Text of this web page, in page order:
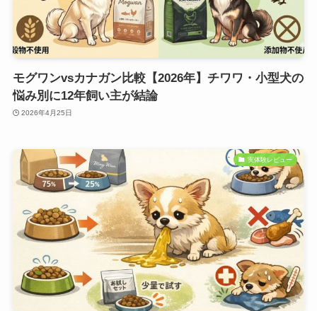
モグワンvsカナガン比較【2026年】チワワ・小型犬の
悩み別に12年飼い主が結論
2026年4月25日
実体験レビュー